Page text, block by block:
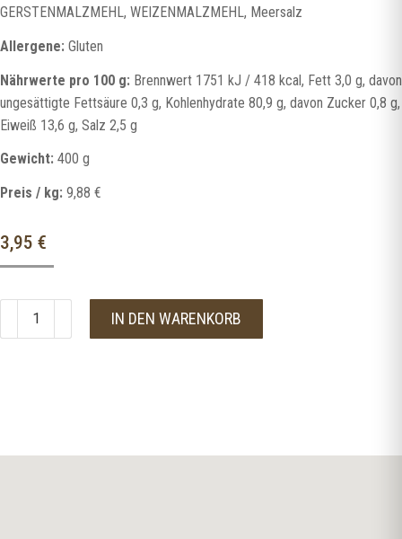
GERSTENMALZMEHL, WEIZENMALZMEHL, Meersalz
Allergene: Gluten
Nährwerte pro 100 g: Brennwert 1751 kJ / 418 kcal, Fett 3,0 g, davon
ungesättigte Fettsäure 0,3 g, Kohlenhydrate 80,9 g, davon Zucker 0,8 g,
Eiweiß 13,6 g, Salz 2,5 g
Gewicht: 400 g
Preis / kg: 9,88 €
3,95 €
IN DEN WARENKORB